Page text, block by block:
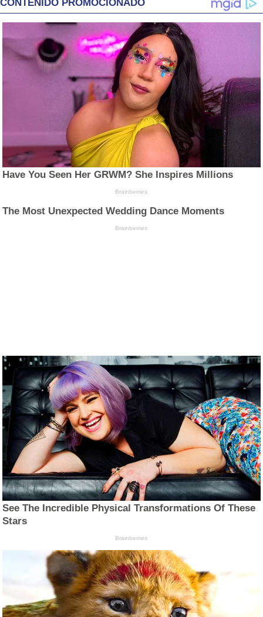
CONTENIDO PROMOCIONADO
Have You Seen Her GRWM? She Inspires Millions
Brainberries
The Most Unexpected Wedding Dance Moments
Brainberries
See The Incredible Physical Transformations Of These
Stars
Brainberries